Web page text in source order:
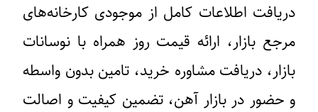
دریافت اطلاعات کامل از موجودی کارخانه‌های
مرجع بازار، ارائه قیمت روز همراه با نوسانات
بازار، دریافت مشاوره خرید، تامین بدون واسطه
و حضور در بازار آهن، تضمین کیفیت و اصالت